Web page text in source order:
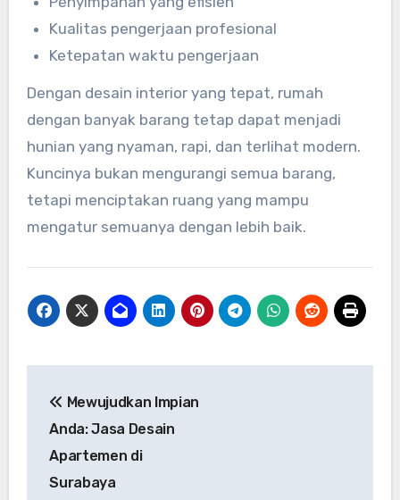
Kualitas pengerjaan profesional
Ketepatan waktu pengerjaan
Dengan desain interior yang tepat, rumah
dengan banyak barang tetap dapat menjadi
hunian yang nyaman, rapi, dan terlihat modern.
Kuncinya bukan mengurangi semua barang,
tetapi menciptakan ruang yang mampu
mengatur semuanya dengan lebih baik.
navigation
Mewujudkan Impian
Anda: Jasa Desain
Apartemen di
Surabaya